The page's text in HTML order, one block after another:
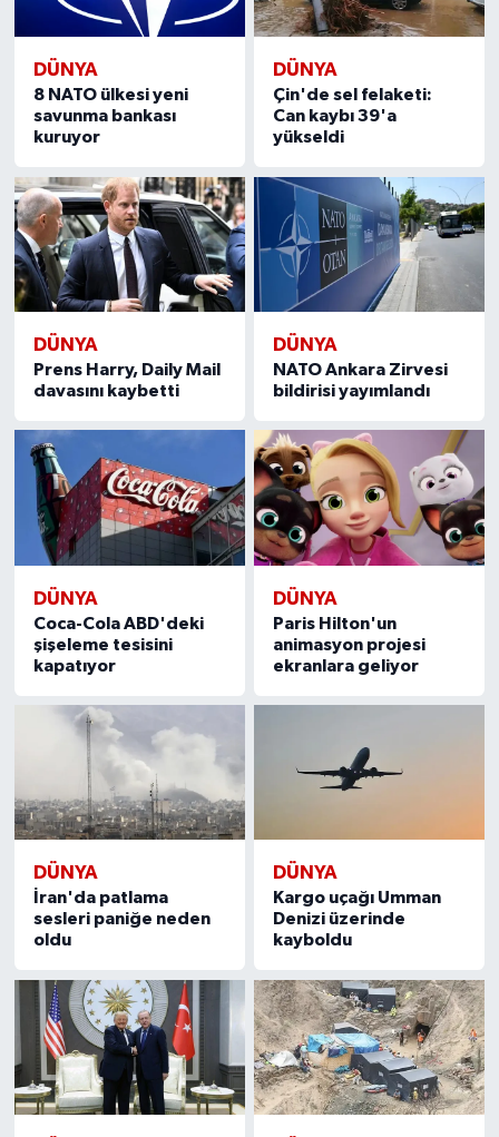
DÜNYA
8 NATO ülkesi yeni
savunma bankası
kuruyor
DÜNYA
Çin'de sel felaketi:
Can kaybı 39'a
yükseldi
DÜNYA
Prens Harry, Daily Mail
davasını kaybetti
DÜNYA
NATO Ankara Zirvesi
bildirisi yayımlandı
DÜNYA
Coca-Cola ABD'deki
şişeleme tesisini
kapatıyor
DÜNYA
Paris Hilton'un
animasyon projesi
ekranlara geliyor
DÜNYA
İran'da patlama
sesleri paniğe neden
oldu
DÜNYA
Kargo uçağı Umman
Denizi üzerinde
kayboldu